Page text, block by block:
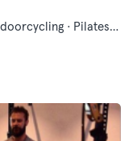
Crosstraining · Entspannung · Fitness · Indoorcycling · Pilates · Tanzen